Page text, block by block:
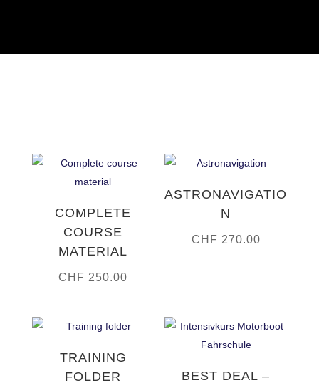
COMPLETE
COURSE
MATERIAL
CHF 250.00
ASTRONAVIGATIO
N
CHF 270.00
TRAINING
FOLDER
BEST DEAL –